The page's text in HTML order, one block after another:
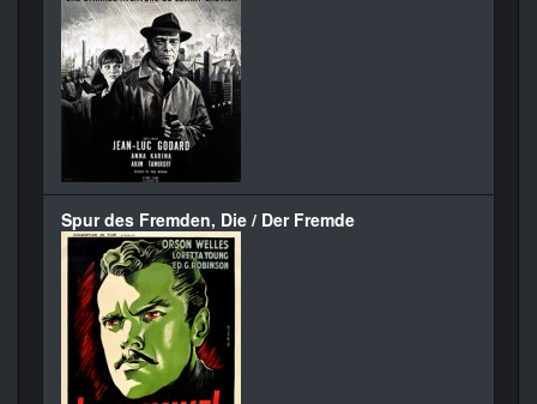
Spur des Fremden, Die / Der Fremde